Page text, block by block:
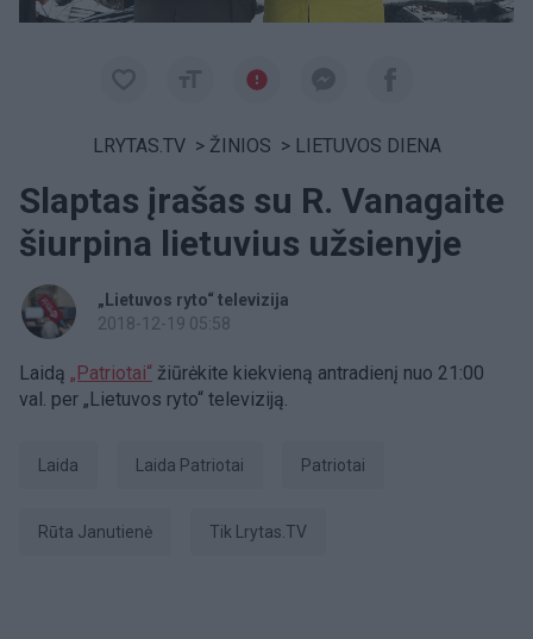
LRYTAS.TV > ŽINIOS > LIETUVOS DIENA
Slaptas įrašas su R. Vanagaite
šiurpina lietuvius užsienyje
„Lietuvos ryto“ televizija
2018-12-19 05:58
Laidą „Patriotai“ žiūrėkite kiekvieną antradienį nuo 21:00
val. per „Lietuvos ryto“ televiziją.
laida laida Patriotai patriotai
Rūta Janutienė tik Lrytas.TV